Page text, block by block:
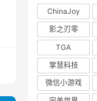
ChinaJoy
影之刃零
TGA
掌慧科技
微信小游戏